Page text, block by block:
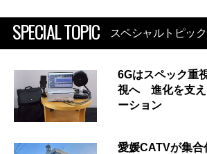
SPECIAL TOPIC スペシャルトピック
6Gはスペック重
視へ 進化を支え
ーション
愛媛CATVが集合